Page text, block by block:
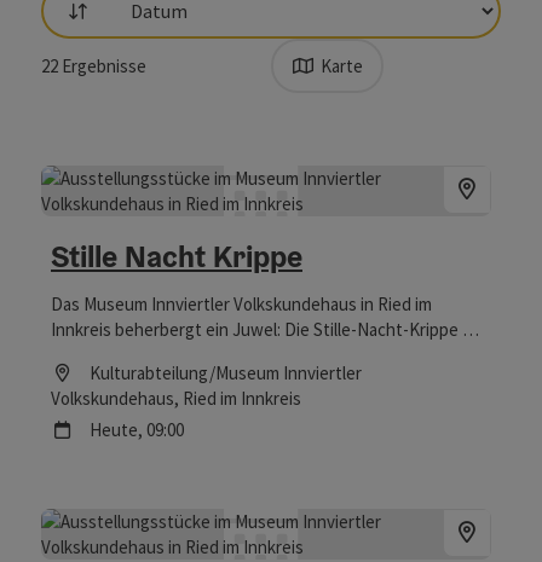
Sortierung
22 Ergebnisse Karte
Stille Nacht Krippe
Das Museum Innviertler Volkskundehaus in Ried im
Innkreis beherbergt ein Juwel: Die Stille-Nacht-Krippe war
Weihnachtsliedes der Welt – und ist nicht nur zur
Weihnachtszeit einen Besuch wert.
Location
Kulturabteilung/Museum Innviertler
Volkskundehaus, Ried im Innkreis
Nächster Termin
Heute, 09:00